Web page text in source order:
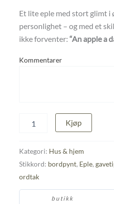
Et lite eple med stort glimt i
personlighet – og med et
ikke forventer: “An apple a
Kommentarer
antall
Kjøp
Kategori: Hus & hjem
Stikkord: bordpynt, Eple,
ordtak
butikk